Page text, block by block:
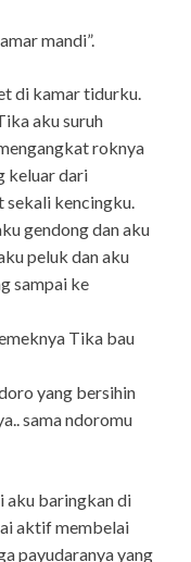
mandi”.
di kamar tidurku.
aku suruh
roknya
keluar dari
sekali kencingku.
gendong dan aku
peluk dan aku
sampai ke
Tika bau
yang bersihin
sama ndoromu
aku baringkan di
aktif membelai
payudaranya yang